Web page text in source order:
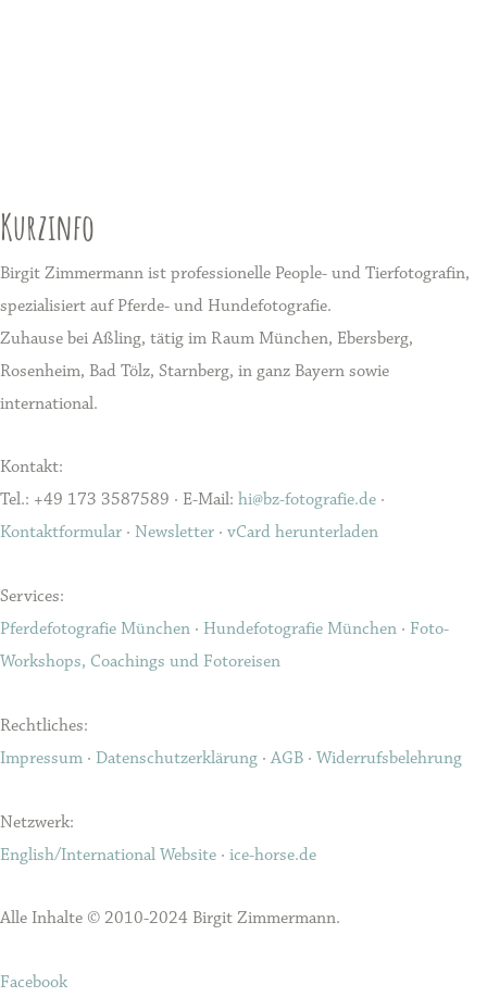
Kurzinfo
Birgit Zimmermann ist professionelle People- und Tierfotografin,
spezialisiert auf Pferde- und Hundefotografie.
Zuhause bei Aßling, tätig im Raum München, Ebersberg,
Rosenheim, Bad Tölz, Starnberg, in ganz Bayern sowie
international.
Kontakt:
Tel.: +49 173 3587589 · E-Mail: hi@bz-fotografie.de ·
Kontaktformular · Newsletter · vCard herunterladen
Services:
Pferdefotografie München · Hundefotografie München · Foto-
Workshops, Coachings und Fotoreisen
Rechtliches:
Impressum · Datenschutzerklärung · AGB · Widerrufsbelehrung
Netzwerk:
English/International Website · ice-horse.de
Alle Inhalte © 2010-2024 Birgit Zimmermann.
Facebook